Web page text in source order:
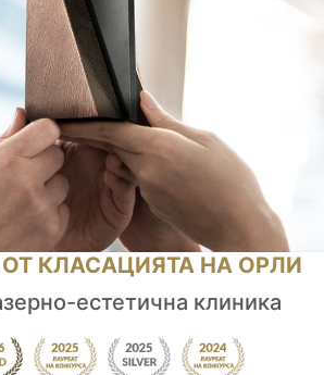
КЛАСАЦИЯТА НА ОРЛИ
естетична клиника